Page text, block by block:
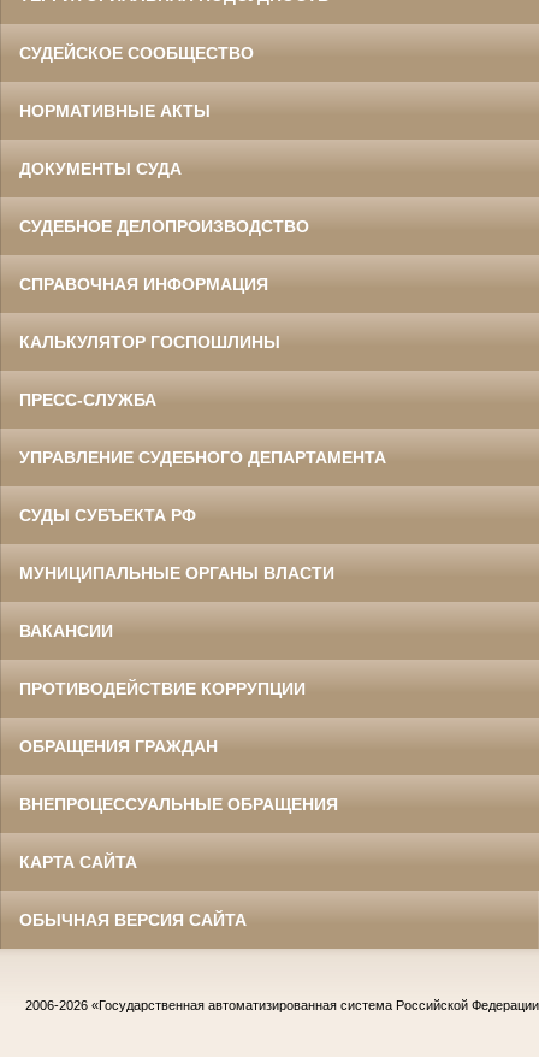
СУДЕЙСКОЕ СООБЩЕСТВО
НОРМАТИВНЫЕ АКТЫ
ДОКУМЕНТЫ СУДА
СУДЕБНОЕ ДЕЛОПРОИЗВОДСТВО
СПРАВОЧНАЯ ИНФОРМАЦИЯ
КАЛЬКУЛЯТОР ГОСПОШЛИНЫ
ПРЕСС-СЛУЖБА
УПРАВЛЕНИЕ СУДЕБНОГО ДЕПАРТАМЕНТА
СУДЫ СУБЪЕКТА РФ
МУНИЦИПАЛЬНЫЕ ОРГАНЫ ВЛАСТИ
ВАКАНСИИ
ПРОТИВОДЕЙСТВИЕ КОРРУПЦИИ
ОБРАЩЕНИЯ ГРАЖДАН
ВНЕПРОЦЕССУАЛЬНЫЕ ОБРАЩЕНИЯ
КАРТА САЙТА
ОБЫЧНАЯ ВЕРСИЯ САЙТА
2006-2026 «Государственная автоматизированная система Российской